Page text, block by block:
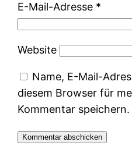
E-Mail-Adresse *
Website
Name, E-Mail-
diesem Browser für
Kommentar speichern.